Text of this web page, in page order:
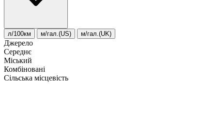
л/100км м/гал.(US) м/гал.(UK)
Джерело
Середнє
Міський
Комбіновані
Сільська місцевість